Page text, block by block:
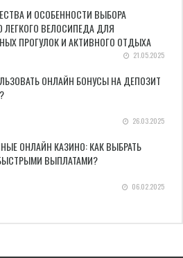
И ОСОБЕННОСТИ ВЫБОРА
ЛЕГКОГО ВЕЛОСИПЕДА ДЛЯ
ПРОГУЛОК И АКТИВНОГО ОТДЫХА
21.05.2025
ОНЛАЙН БОНУСЫ НА ДЕПОЗИТ
26.03.2025
ОНЛАЙН КАЗИНО: КАК ВЫБРАТЬ
ВЫПЛАТАМИ?
06.02.2025